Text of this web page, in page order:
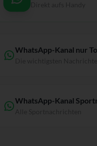
Direkt aufs Handy
WhatsApp-Kanal nur
WhatsApp-Kanal